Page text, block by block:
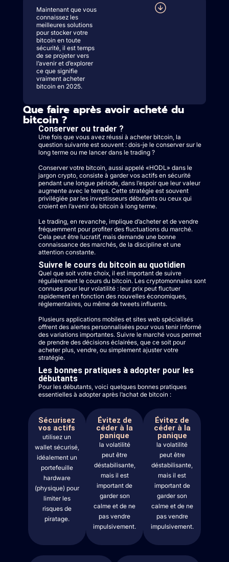
Maintenant que vous
connaissez les
meilleures solutions
pour stocker votre
bitcoin en toute
sécurité, il est temps
de se projeter vers
l’avenir et d’explorer
ce que signifie
vraiment acheter
bitcoin en 2025.
Que faire après avoir acheté du
bitcoin ?
Conserver ou trader ?
Une fois que vous avez réussi à acheter bitcoin, la
question suivante est souvent : dois-je le conserver sur le
long terme ou me lancer dans le trading ?
Conserver votre bitcoin, aussi appelé «HODL» dans le
jargon crypto, consiste à garder vos actifs en sécurité
pendant une longue période, dans l’espoir que leur valeur
augmente avec le temps. Cette stratégie est souvent
privilégiée par les investisseurs débutants ou ceux qui
croient en l’avenir du bitcoin à long terme.
Le trading, en revanche, implique d’acheter et de vendre
fréquemment pour profiter des fluctuations du marché.
Cela peut être lucratif, mais demande une bonne
connaissance des marchés, de la discipline et une
attention constante.
Suivre le cours du bitcoin au quotidien
Quel que soit votre choix, il est important de suivre
régulièrement le cours du bitcoin. Les cryptomonnaies sont
connues pour leur volatilité : leur prix peut fluctuer
rapidement en fonction des nouvelles économiques,
réglementaires, ou même de tweets influents.
Plusieurs applications mobiles et sites web spécialisés
offrent des alertes personnalisées pour vous tenir informé
des variations importantes. Suivre le marché vous permet
de prendre des décisions éclairées, que ce soit pour
acheter plus, vendre, ou simplement ajuster votre
stratégie.
Les bonnes pratiques à adopter pour les
débutants
Pour les débutants, voici quelques bonnes pratiques
essentielles à adopter après l’achat de bitcoin :
Sécurisez
vos actifs
utilisez un
wallet sécurisé,
idéalement un
portefeuille
hardware
(physique) pour
limiter les
risques de
piratage.
Évitez de
céder à la
panique
la volatilité
peut être
déstabilisante,
mais il est
important de
garder son
calme et de ne
pas vendre
impulsivement.
Évitez de
céder à la
panique
la volatilité
peut être
déstabilisante,
mais il est
important de
garder son
calme et de ne
pas vendre
impulsivement.